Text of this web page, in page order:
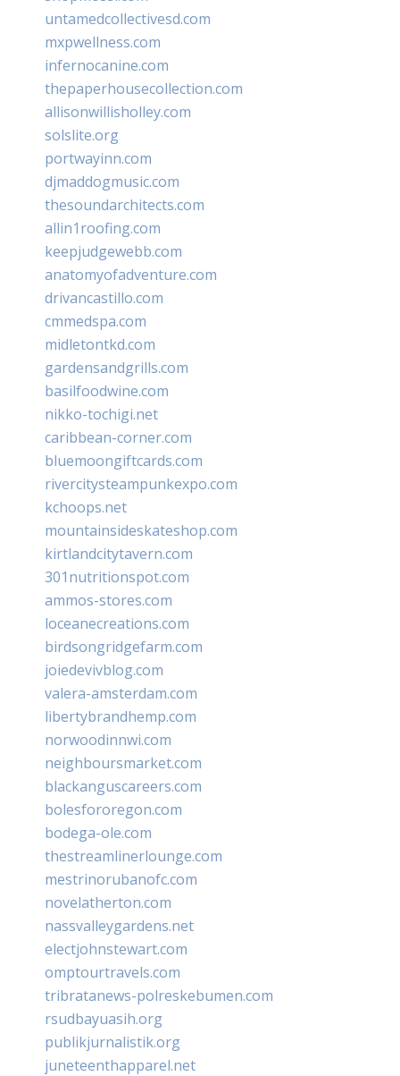
untamedcollectivesd.com
mxpwellness.com
infernocanine.com
thepaperhousecollection.com
allisonwillisholley.com
solslite.org
portwayinn.com
djmaddogmusic.com
thesoundarchitects.com
allin1roofing.com
keepjudgewebb.com
anatomyofadventure.com
drivancastillo.com
cmmedspa.com
midletontkd.com
gardensandgrills.com
basilfoodwine.com
nikko-tochigi.net
caribbean-corner.com
bluemoongiftcards.com
rivercitysteampunkexpo.com
kchoops.net
mountainsideskateshop.com
kirtlandcitytavern.com
301nutritionspot.com
ammos-stores.com
loceanecreations.com
birdsongridgefarm.com
joiedevivblog.com
valera-amsterdam.com
libertybrandhemp.com
norwoodinnwi.com
neighboursmarket.com
blackanguscareers.com
bolesfororegon.com
bodega-ole.com
thestreamlinerlounge.com
mestrinorubanofc.com
novelatherton.com
nassvalleygardens.net
electjohnstewart.com
omptourtravels.com
tribratanews-polreskebumen.com
rsudbayuasih.org
publikjurnalistik.org
juneteenthapparel.net